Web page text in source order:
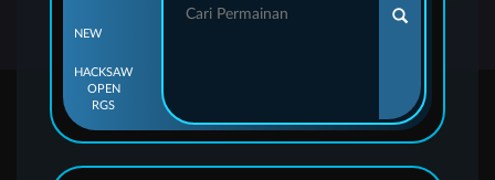
NEW
HACKSAW
OPEN
RGS